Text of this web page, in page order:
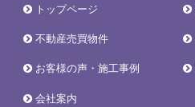
トップページ
不動産売買物件
お客様の声・施工事例
会社案内